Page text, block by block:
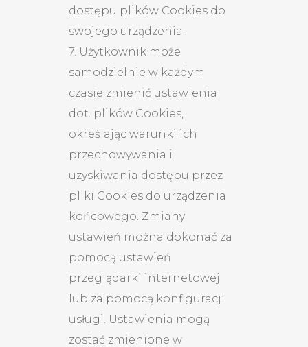
dostępu plików Cookies do
swojego urządzenia.
7. Użytkownik może
samodzielnie w każdym
czasie zmienić ustawienia
dot. plików Cookies,
określając warunki ich
przechowywania i
uzyskiwania dostępu przez
pliki Cookies do urządzenia
końcowego. Zmiany
ustawień można dokonać za
pomocą ustawień
przeglądarki internetowej
lub za pomocą konfiguracji
usługi. Ustawienia mogą
zostać zmienione w